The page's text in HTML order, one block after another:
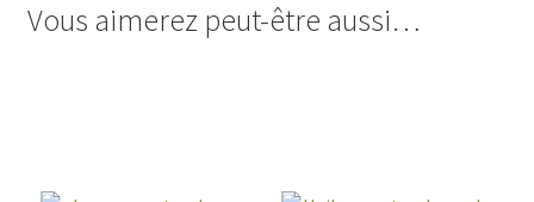
Vous aimerez peut-être aussi…